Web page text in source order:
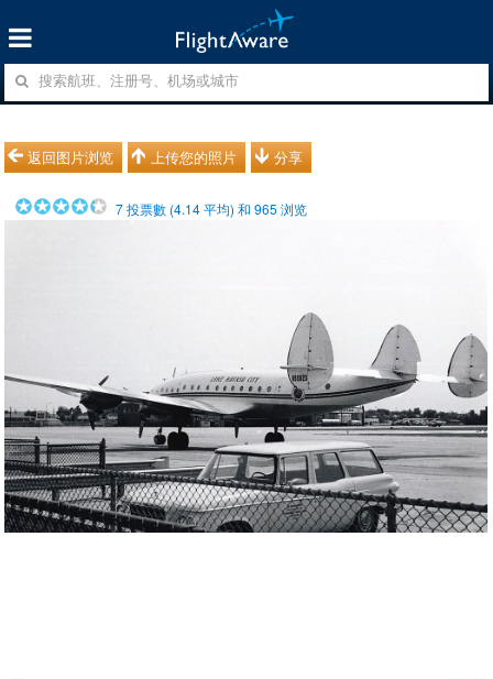
返回图片浏览 上传您的照片 分享
7投票數 (4.14平均) 和965 浏览